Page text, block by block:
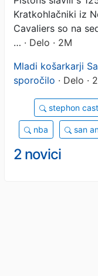
Kratkohlačniki iz
Cavaliers so na
… · Delo · 2M
Mladi košarkarji
sporočilo · Delo ·
stephon
nba san
2 novici